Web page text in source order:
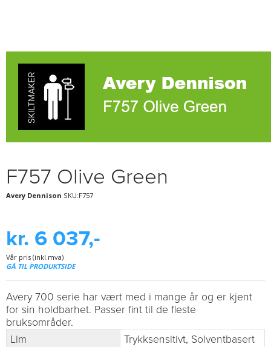
F757 Olive Green
Avery Dennison SKU:F757
kr. 6 037,-
Vår pris (inkl.mva)
GÅ TIL PRODUKTSIDE
Avery 700 serie har vært med i mange år og er kjent
for sin holdbarhet. Passer fint til de fleste
bruksområder.
Lim
Trykksensitivt, Solventbasert